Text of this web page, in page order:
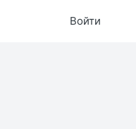
Войти